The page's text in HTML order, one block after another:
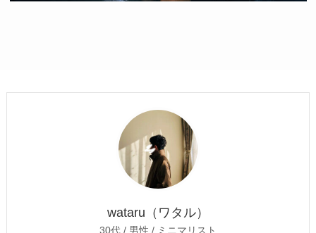
wataru（ワタル）
30代 / 男性 / ミニマリスト